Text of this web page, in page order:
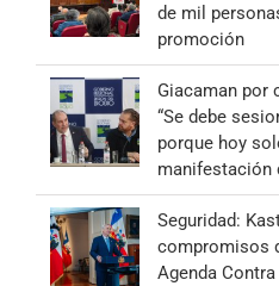
de mil
promoción
Giacaman por
“Se debe
porque hoy
manifestación
Seguridad:
compromisos
Agenda